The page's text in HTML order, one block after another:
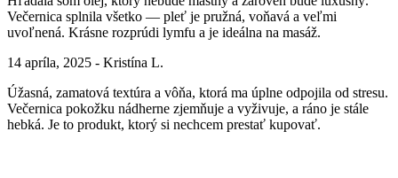
Večernica splnila všetko — pleť je pružná, voňavá a veľmi
uvoľnená. Krásne rozprúdi lymfu a je ideálna na masáž.
14 apríla, 2025 - Kristína L.
Úžasná, zamatová textúra a vôňa, ktorá ma úplne odpojila od stresu.
Večernica pokožku nádherne zjemňuje a vyživuje, a ráno je stále
hebká. Je to produkt, ktorý si nechcem prestať kupovať.